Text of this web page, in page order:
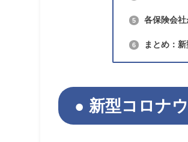
5 各保険会
6 まとめ：
新型コロナ